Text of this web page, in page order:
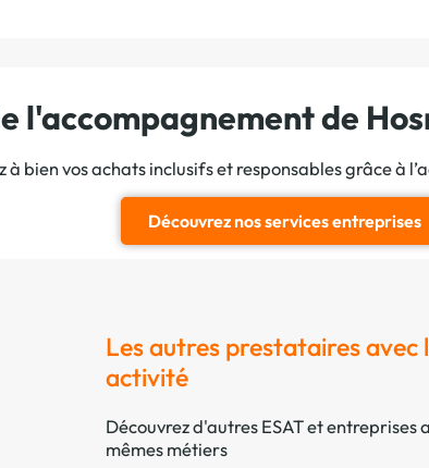
l'accompagnement de
bien vos achats inclusifs et responsables grâce à
Découvrez nos services entreprises
Les autres prestataires avec
activité
Découvrez d'autres ESAT et entreprises
mêmes métiers